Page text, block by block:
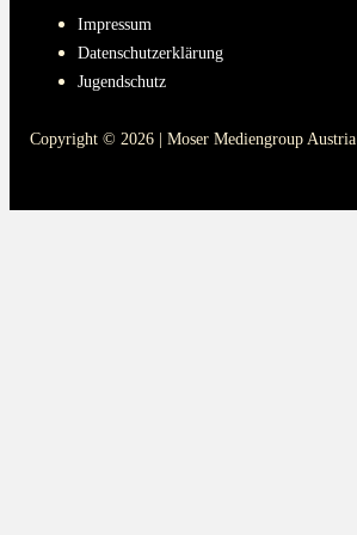
Impressum
Datenschutzerklärung
Jugendschutz
Copyright © 2026 | Moser Mediengroup Austria